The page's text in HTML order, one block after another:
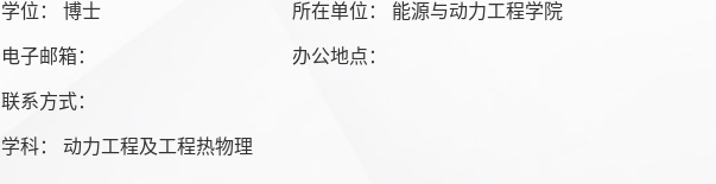
学位： 博士 所在单位： 能源与动力工程学院
电子邮箱： 办公地点：
联系方式：
学科： 动力工程及工程热物理